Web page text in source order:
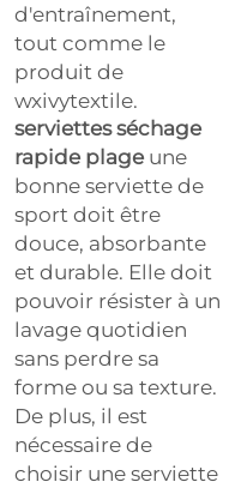
d'entraînement,
tout comme le
produit de
wxivytextile.
serviettes séchage
rapide plage une
bonne serviette de
sport doit être
douce, absorbante
et durable. Elle doit
pouvoir résister à un
lavage quotidien
sans perdre sa
forme ou sa texture.
De plus, il est
nécessaire de
choisir une serviette